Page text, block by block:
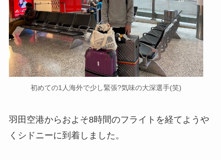
初めての1人海外で少し緊張?気味の大深選手(笑)
羽田空港からおよそ8時間のフライトを経てようや
くシドニーに到着しました。